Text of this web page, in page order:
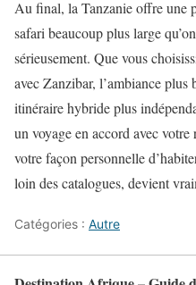
Au final, la Tanzanie offre une
safari beaucoup plus large
sérieusement. Que vous
avec Zanzibar, l’ambiance
itinéraire hybride plus
un voyage en accord avec
votre façon personnelle
loin des catalogues, devient
Catégories : Autre